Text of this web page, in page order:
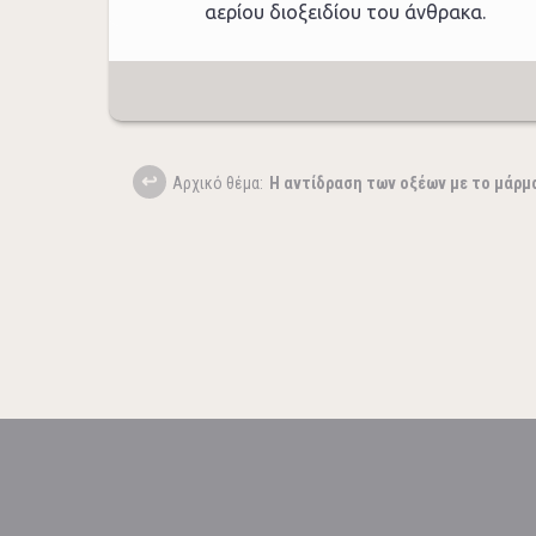
αερίου διοξειδίου του άνθρακα.
Aρχικό θέμα: Η αντίδραση των οξέων με το